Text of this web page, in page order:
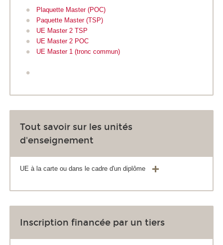
Plaquette Master (POC)
Paquette Master (TSP)
UE Master 2 TSP
UE Master 2 POC
UE Master 1 (tronc commun)
Tout savoir sur les unités
d'enseignement
UE à la carte ou dans le cadre d'un diplôme
Inscription financée par un tiers